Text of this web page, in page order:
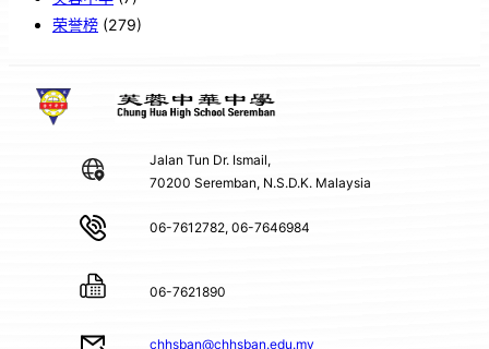
荣誉榜 (279)
Jalan Tun Dr. Ismail,
70200 Seremban, N.S.D.K. Malaysia
06-7612782, 06-7646984
06-7621890
chhsban@chhsban.edu.my